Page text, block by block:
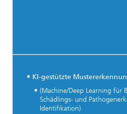
KI-gestützte
(Machine/Deep Learning für
Schädlings- und
Identifikation)